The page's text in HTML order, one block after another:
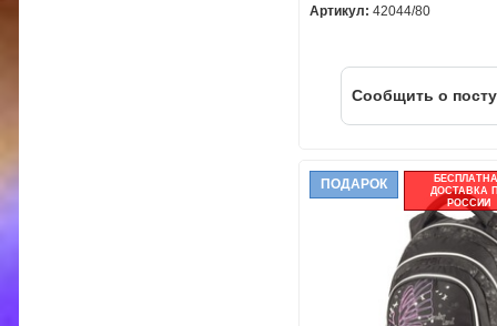
Артикул: 42044/80
Cообщить о
ПОДАРОК
ДОСТАВКА
РОССИИ